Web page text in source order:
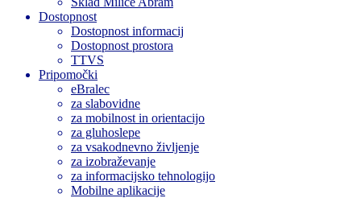
Dostopnost
Dostopnost informacij
Dostopnost prostora
TTVS
Pripomočki
eBralec
za slabovidne
za mobilnost in orientacijo
za gluhoslepe
za vsakodnevno življenje
za izobraževanje
za informacijsko tehnologijo
Mobilne aplikacije